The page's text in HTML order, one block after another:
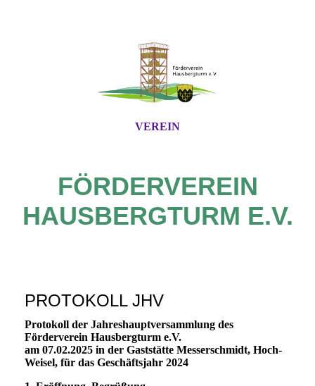
VEREIN
FÖRDERVEREIN
HAUSBERGTURM E.V.
PROTOKOLL JHV
Protokoll der Jahreshauptversammlung des
Förderverein Hausbergturm e.V.
am 07.02.2025 in der Gaststätte Messerschmidt, Hoch-
Weisel, für das Geschäftsjahr 2024